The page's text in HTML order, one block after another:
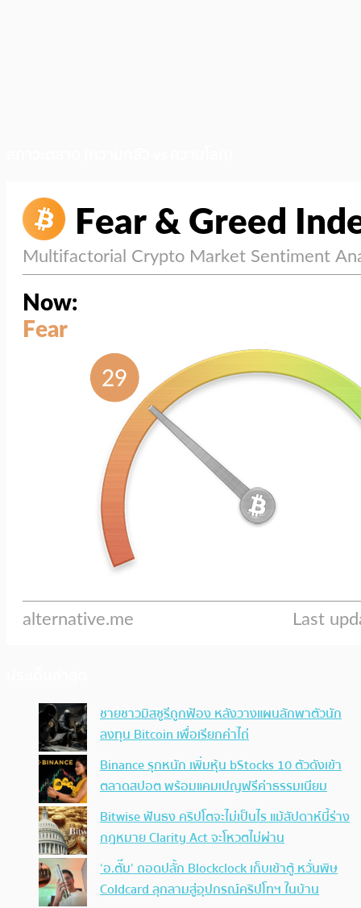
ชายชาวมิสซูรีถูกฟ้อง หลังวางแผนลักพาตัวนัก
ลงทุน Bitcoin เพื่อเรียกค่าไถ่
Binance รุกหนัก เพิ่มหุ้น bStocks 10 ตัวดังเข้า
ตลาดสปอต พร้อมแคมเปญฟรีค่าธรรมเนียม
Bitwise ฟันธง คริปโตจะไม่เป็นไร แม้สัปดาห์นี้ร่าง
กฎหมาย Clarity Act จะโหวตไม่ผ่าน
‘อ.ตั๊ม’ ถอดปลั้ก Blockclock เก็บเข้าตู้ หวั่นพิษ
Coldcard ลุกลามสู่อุปกรณ์คริปโทฯ ในบ้าน